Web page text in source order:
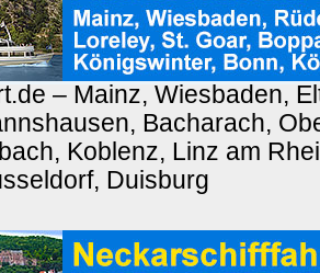
– Mainz, Wiesbaden,
Bacharach,
Koblenz, Linz am
Duisburg